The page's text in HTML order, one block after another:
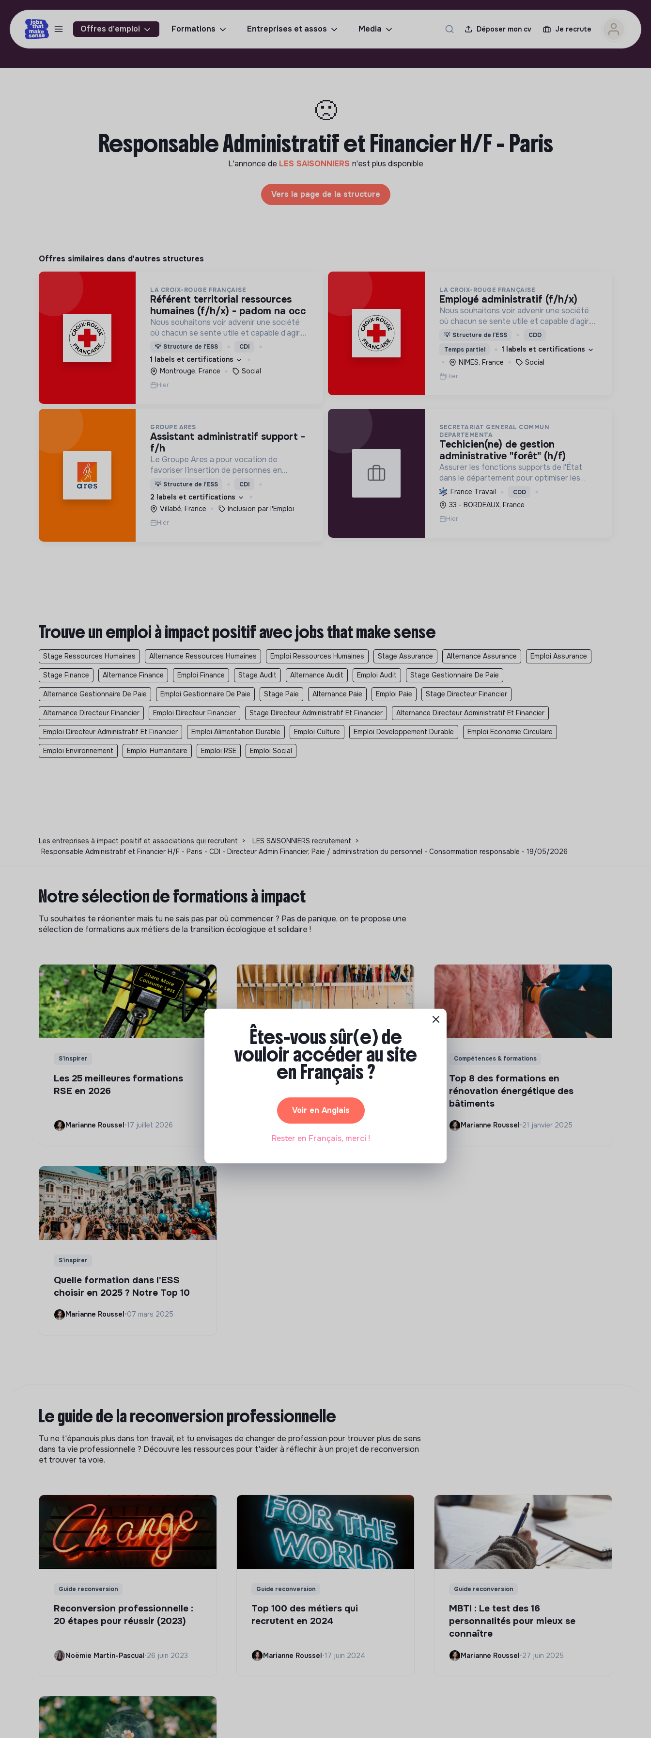
Offres d'emploi Formations Entreprises et assos Media Déposer mon cv Je recrute
🙁
Responsable Administratif et Financier H/F - Paris
L'annonce de LES SAISONNIERS n'est plus disponible
Vers la page de la structure
Offres similaires dans d'autres structures
LA CROIX-ROUGE FRANÇAISE
référent territorial ressources
humaines (f/h/x) - padom na occ
Nous souhaitons voir advenir une société
où chacun se sente utile et capable d’agir.
Pour cela, nous proposons des moyens et
des lieux d’engagement innovants et
adaptés à tous.
💡 Structure de l’ESS CDI
1 labels et certifications
Montrouge, France
Social
Hier
LA CROIX-ROUGE FRANÇAISE
employé administratif (f/h/x)
Nous souhaitons voir advenir une société
où chacun se sente utile et capable d’agir.
Pour cela, nous proposons des moyens et
adaptés à tous.
💡 Structure de l’ESS
CDD
Temps partiel
1 labels et certifications
NIMES, France
Social
Hier
GROUPE ARES
assistant administratif support -
f/h
Le Groupe Ares a pour vocation de
favoriser l’insertion de personnes en
grande exclusion en leur offrant un travail
et un accompagnement social adaptés.
💡 Structure de l’ESS CDI
2 labels et certifications
Villabé, France
Inclusion par l'Emploi
Hier
SECRETARIAT GENERAL COMMUN
DEPARTEMENTA
techicien(ne) de gestion
administrative "forêt" (h/f)
Assurer les fonctions supports de l'État
dans le département pour optimiser les
services publics, en contribuant à la
politique forestière et à la transition
écologique via une gestion durable.
France Travail CDD
33 - BORDEAUX, France
Hier
Trouve un emploi à impact positif avec jobs that make sense
Stage Ressources Humaines Alternance Ressources Humaines Emploi Ressources Humaines Stage Assurance Alternance Assurance Emploi Assurance
Stage Finance Alternance Finance Emploi Finance Stage Audit Alternance Audit Emploi Audit Stage Gestionnaire De Paie
Alternance Gestionnaire De Paie Emploi Gestionnaire De Paie Stage Paie Alternance Paie Emploi Paie Stage Directeur Financier
Alternance Directeur Financier Emploi Directeur Financier Stage Directeur Administratif Et Financier Alternance Directeur Administratif Et Financier
Emploi Directeur Administratif Et Financier Emploi Alimentation Durable Emploi Culture Emploi Developpement Durable Emploi Economie Circulaire
Emploi Environnement Emploi Humanitaire Emploi RSE Emploi Social
Les entreprises à impact positif et associations qui recrutent > LES SAISONNIERS recrutement
>
Responsable Administratif et Financier H/F - Paris - CDI - Directeur Admin Financier, Paie / administration du personnel - Consommation responsable - 19/05/2026
Notre sélection de formations à impact
Tu souhaites te réorienter mais tu ne sais pas par où commencer ? Pas de panique, on te propose une
sélection de formations aux métiers de la transition écologique et solidaire !
S'inspirer
Les 25 meilleures formations
RSE en 2026
Marianne Roussel•17 juillet 2026
Compétences & formations
Comment se former à la
Marianne Roussel•09 janvier 2024
Compétences & formations
Top 8 des formations en
rénovation énergétique des
bâtiments
Marianne Roussel•21 janvier 2025
S'inspirer
Quelle formation dans l'ESS
choisir en 2025 ? Notre Top 10
Marianne Roussel•07 mars 2025
Le guide de la reconversion professionnelle
Tu ne t'épanouis plus dans ton travail, et tu envisages de changer de profession pour trouver plus de sens
dans ta vie professionnelle ? Découvre les ressources pour t'aider à réflechir à un projet de reconversion
et trouver ta voie.
Guide reconversion
Reconversion professionnelle :
20 étapes pour réussir (2023)
Noëmie Martin-Pascual•26 juin 2023
Guide reconversion
Top 100 des métiers qui
recrutent en 2024
Marianne Roussel•17 juin 2024
Guide reconversion
MBTI : Le test des 16
personnalités pour mieux se
connaître
Marianne Roussel•27 juin 2025
Êtes-vous sûr(e) de
vouloir accéder au site
en Français ?
Voir en Anglais
Rester en Français, merci !